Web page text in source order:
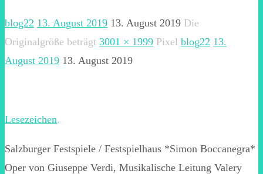
blog22 13. August 2019 13. August 2019 Die
Originalgröße beträgt 3001 × 1999 Pixel blog22 13.
August 2019 13. August 2019
Lesezeichen.
Salzburger Festspiele / Festspielhaus *Simon Boccanegra*
Oper von Giuseppe Verdi, Musikalische Leitung Valery